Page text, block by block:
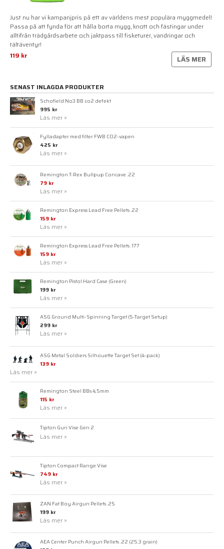
Just nu har vi kampanjpris på ett av världens mest populära myggmedel!
Passa på att fynda för att hålla borta mygg, knott och fästingar under
alltifrån trädgårdsarbete och jaktpass till fisketurer, vandringar och
tältäventyr!
119 kr
LÄS MER
SENAST INLAGDA PRODUKTER
Schofield No3 BB co2 defekt
995 kr
Läs mer »
Fylladapter med filter FWB CO2-vapen
425 kr
Läs mer »
Remington T-Rex Bullpup Concave .22
79 kr
Läs mer »
Remington Express Lead Free Pellets .22
159 kr
Läs mer »
Remington Express Lead Free Pellets .177
159 kr
Läs mer »
Remington Pistol Hard Case (Green)
199 kr
Läs mer »
ASG Ground Multi-Spinning Target (5-Target Setup)
299 kr
Läs mer »
ASG Metal Soldiers Silhouette Target Set (4-pack)
139 kr
Läs mer »
Remington Steel BBs 4,5mm
115 kr
Läs mer »
Tipton Gun Vise Gen 2
Läs mer »
Tipton Compact Range Vise
749 kr
Läs mer »
ZAN Fat Boy Airgun Pellets .25
199 kr
Läs mer »
AEA Center Punch Airgun Pellets .22 (25.3 grain)